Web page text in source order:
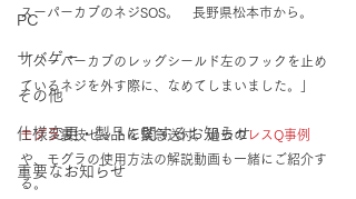
PC
サバゲー
その他
仕様変更・製品に関するお知らせ
重要なお知らせ
スーパーカブのネジSOS。　長野県松本市から。
「スーパーカブのレッグシールド左のフックを止め
ているネジを外す際に、なめてしまいました。」
モグラ裏技セットを緊急送付。過去のレスQ事例
や、モグラの使用方法の解説動画も一緒にご紹介す
る。